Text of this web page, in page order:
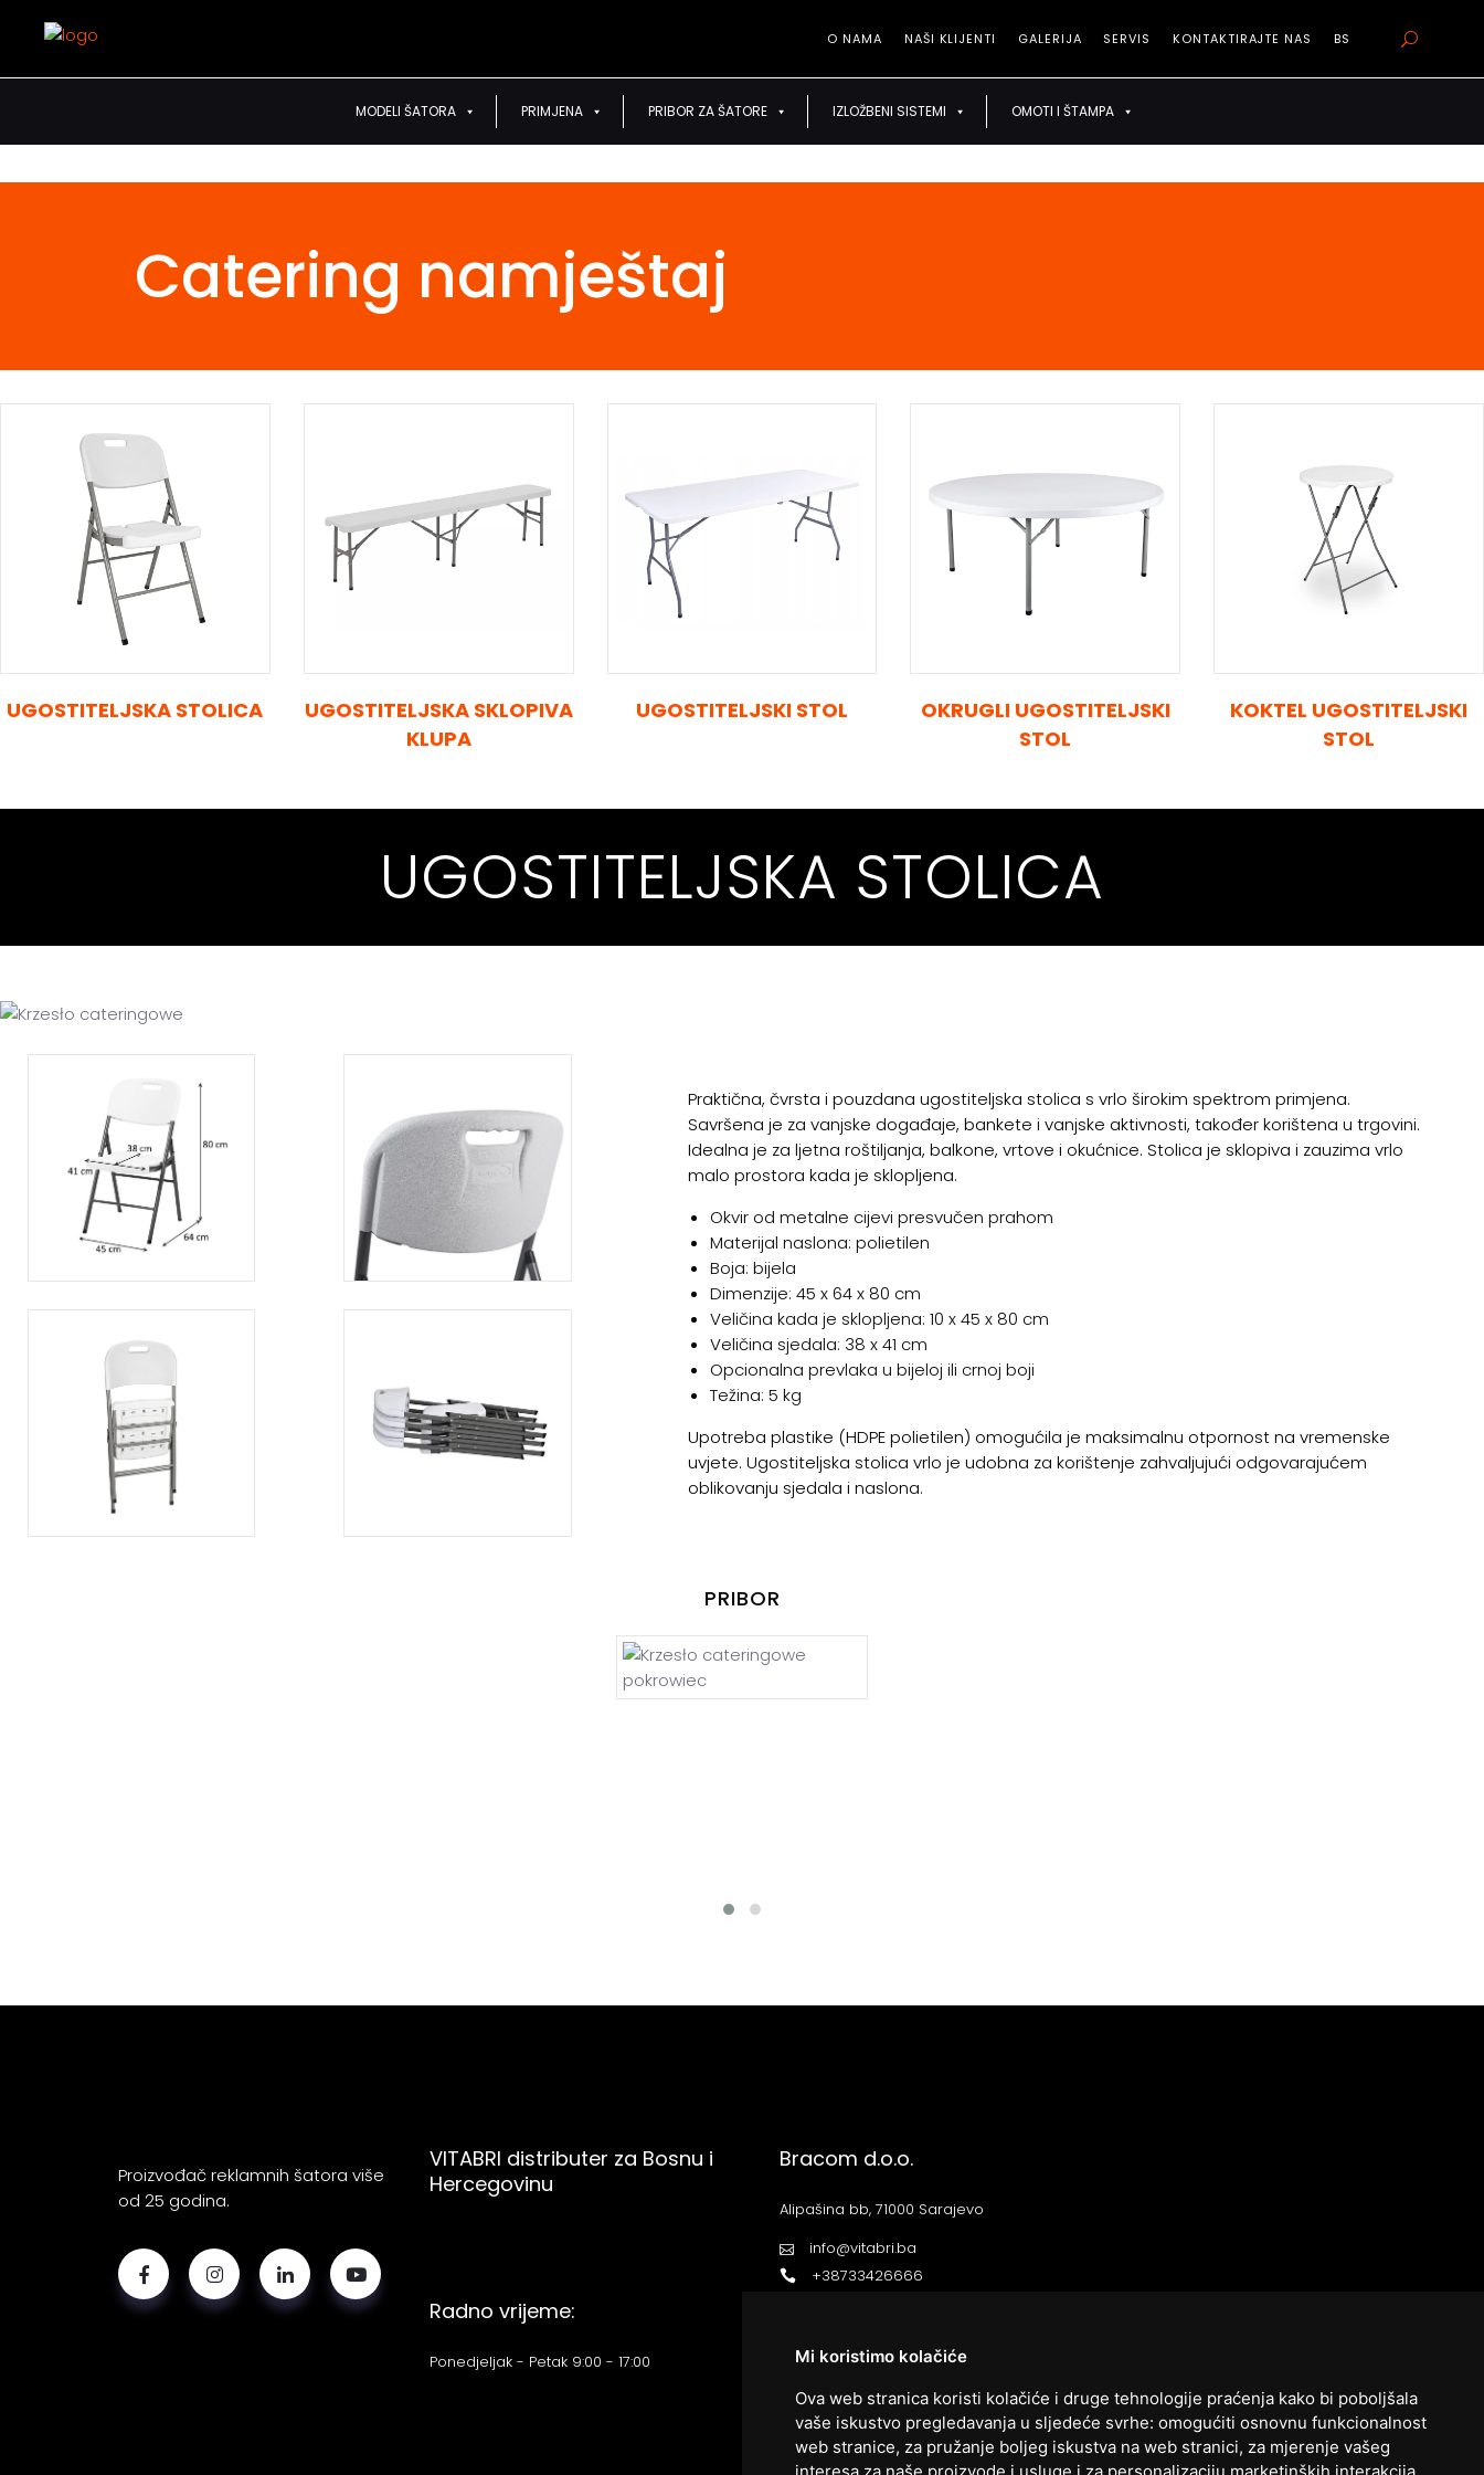
Mi koristimo kolačiće
Ova web stranica koristi kolačiće i druge tehnologije praćenja kako bi poboljšala
vaše iskustvo pregledavanja u sljedeće svrhe: omogućiti osnovnu funkcionalnost
web stranice, za pružanje boljeg iskustva na web stranici, za mjerenje vašeg
O NAMA NAŠI KLIJENTI GALERIJA SERVIS KONTAKTIRAJTE NAS BS
MODELI ŠATORA PRIMJENA PRIBOR ZA ŠATORE IZLOŽBENI SISTEMI OMOTI I ŠTAMPA
Catering namještaj
UGOSTITELJSKA STOLICA
UGOSTITELJSKA SKLOPIVA
KLUPA
UGOSTITELJSKI STOL
OKRUGLI UGOSTITELJSKI
STOL
KOKTEL UGOSTITELJSKI
STOL
UGOSTITELJSKA STOLICA
Praktična, čvrsta i pouzdana ugostiteljska stolica s vrlo širokim spektrom primjena.
Savršena je za vanjske događaje, bankete i vanjske aktivnosti, također korištena u trgovini.
Idealna je za ljetna roštiljanja, balkone, vrtove i okućnice. Stolica je sklopiva i zauzima vrlo
malo prostora kada je sklopljena.
Okvir od metalne cijevi presvučen prahom
Materijal naslona: polietilen
Boja: bijela
Dimenzije: 45 x 64 x 80 cm
Veličina kada je sklopljena: 10 x 45 x 80 cm
Veličina sjedala: 38 x 41 cm
Opcionalna prevlaka u bijeloj ili crnoj boji
Težina: 5 kg
Upotreba plastike (HDPE polietilen) omogućila je maksimalnu otpornost na vremenske
uvjete. Ugostiteljska stolica vrlo je udobna za korištenje zahvaljujući odgovarajućem
oblikovanju sjedala i naslona.
PRIBOR
Proizvođač reklamnih šatora više
od 25 godina.
VITABRI distributer za Bosnu i
Hercegovinu
Bracom d.o.o.
Alipašina bb, 71000 Sarajevo
info@vitabri.ba
+38733426666
Radno vrijeme:
Ponedjeljak - Petak 9:00 - 17:00